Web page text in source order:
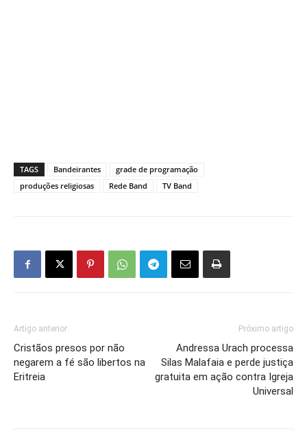
TAGS Bandeirantes
grade de programação
produções religiosas
Rede Band TV Band
Artigo anterior
Cristãos presos por não
negarem a fé são libertos na
Eritreia
Próximo artigo
Andressa Urach processa
Silas Malafaia e perde justiça
gratuita em ação contra Igreja
Universal